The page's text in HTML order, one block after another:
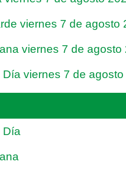
viernes 7 de agosto
viernes 7 de agosto
viernes 7 de agosto
Día